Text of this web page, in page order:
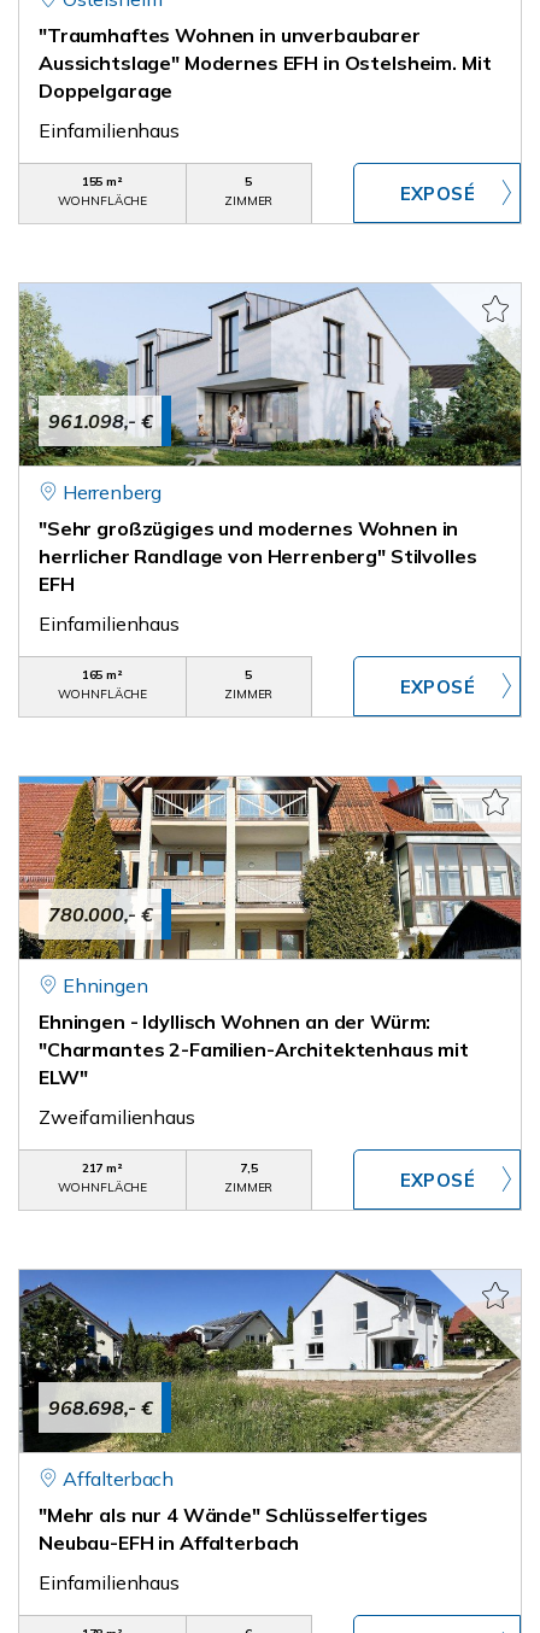
"Traumhaftes Wohnen in unverbaubarer
Aussichtslage" Modernes EFH in Ostelsheim. Mit
Doppelgarage
Einfamilienhaus
155 m²
WOHNFLÄCHE
5
ZIMMER
961.098,- €
Herrenberg
"Sehr großzügiges und modernes Wohnen in
herrlicher Randlage von Herrenberg" Stilvolles
EFH
Einfamilienhaus
165 m²
WOHNFLÄCHE
5
ZIMMER
780.000,- €
Ehningen
Ehningen - Idyllisch Wohnen an der Würm:
"Charmantes 2-Familien-Architektenhaus mit
ELW"
Zweifamilienhaus
217 m²
WOHNFLÄCHE
7,5
ZIMMER
968.698,- €
Affalterbach
"Mehr als nur 4 Wände" Schlüsselfertiges
Neubau-EFH in Affalterbach
Einfamilienhaus